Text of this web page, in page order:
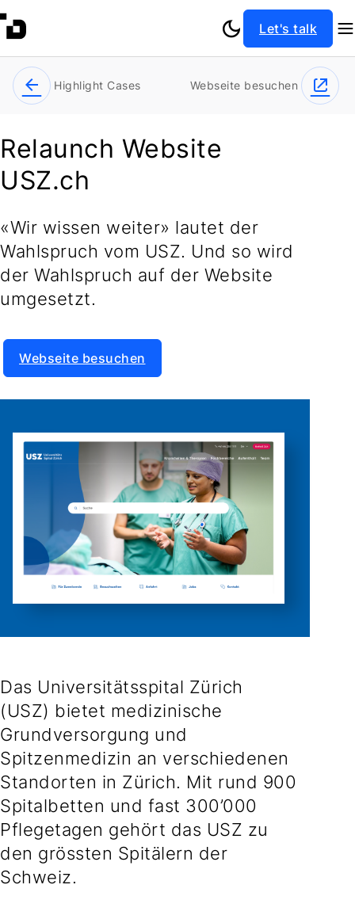
Let's talk
Highlight Cases Webseite besuchen
Relaunch Website
USZ.ch
«Wir wissen weiter» lautet der
Wahlspruch vom USZ. Und so wird
der Wahlspruch auf der Website
umgesetzt.
Webseite besuchen
Das Universitätsspital Zürich
(USZ) bietet medizinische
Grundversorgung und
Spitzenmedizin an verschiedenen
Standorten in Zürich. Mit rund 900
Spitalbetten und fast 300’000
Pflegetagen gehört das USZ zu
den grössten Spitälern der
Schweiz.